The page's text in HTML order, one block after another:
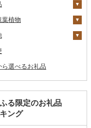
用品
他家電
GDOふるさとゴルフ
プレークーポン
その他のゴルフプレー
大会チケット
ログギフト
その他家具・インテリ
毛布
タオルケット
その他タオル
具・印鑑
ボールペン
ノート・ファイル
その他文房具
グラス・カップ
箸
スプーン・フォーク・
ナイフ
皿・椀
チン用品
フライパン
鍋
まな板
土鍋
品
洗剤
トイレットペーパー
ティッシュ
その他日用品
・器材
CD・DVD
もちゃ・ぬいぐるみ
地キャラクター
ゴルフウェア
その他ゴルフ
クリング
トドア・キャンプ
他スポーツ
その他スポーツ
洗顔
その他スキンケア
ンプー・リンス
・ボディーソープ
剤
マ
テイン
他美容
バッグ
トートバッグ・ショル
ツケース
その他鞄・バッグ
女性・レディース
子供・ベビー
その他洋服
履物
靴・シューズ
スリッパ・下駄・草履
その他靴・履物
セサリー
ペンダント・ネックレ
ス
ピアス・イヤリング
他服飾小物
ショール・ストール
本場奄美大島紬
・漆器
唐津焼
備前焼
美濃焼
村上木彫堆朱
他装飾品・工芸品
数珠
工芸品
播州そろばん
美濃和紙
葉植物
植物・苗木
胡蝶蘭
造花・プリザーブドフ
ラワー
その他花
・その他
サービス
他
ら選べるお礼品
る限定のお礼品
ング